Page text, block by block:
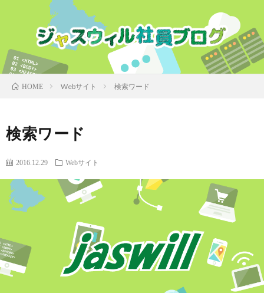
HOME Webサイト 検索ワード
検索ワード
2016.12.29 Webサイト